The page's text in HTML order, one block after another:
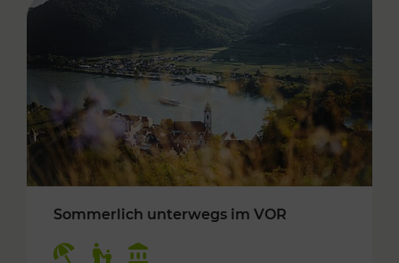
Sommerlich unterwegs im VOR